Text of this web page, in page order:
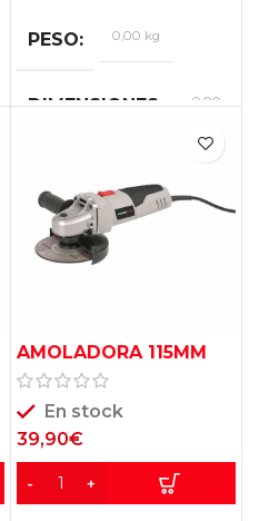
PESO 0,00 kg
DIMENSIONES
0,00
0,00
AMOLADORA 115MM
500W POWC30100
VARO
En stock
39,90€